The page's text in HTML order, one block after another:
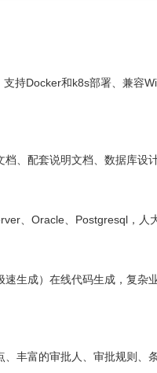
持Docker和k8s部署、兼容
、配套说明文档、数据库设
、Oracle、Postgresql，人
生成）在线代码生成，复杂
丰富的审批人、审批规则、